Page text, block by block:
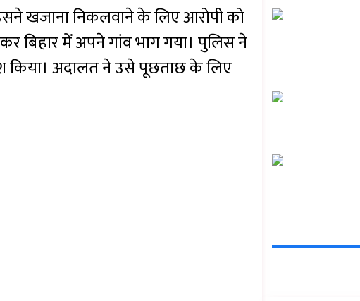
खजाना निकलवाने के लिए आरोपी को
बिहार में अपने गांव भाग गया। पुलिस ने
किया। अदालत ने उसे पूछताछ के लिए